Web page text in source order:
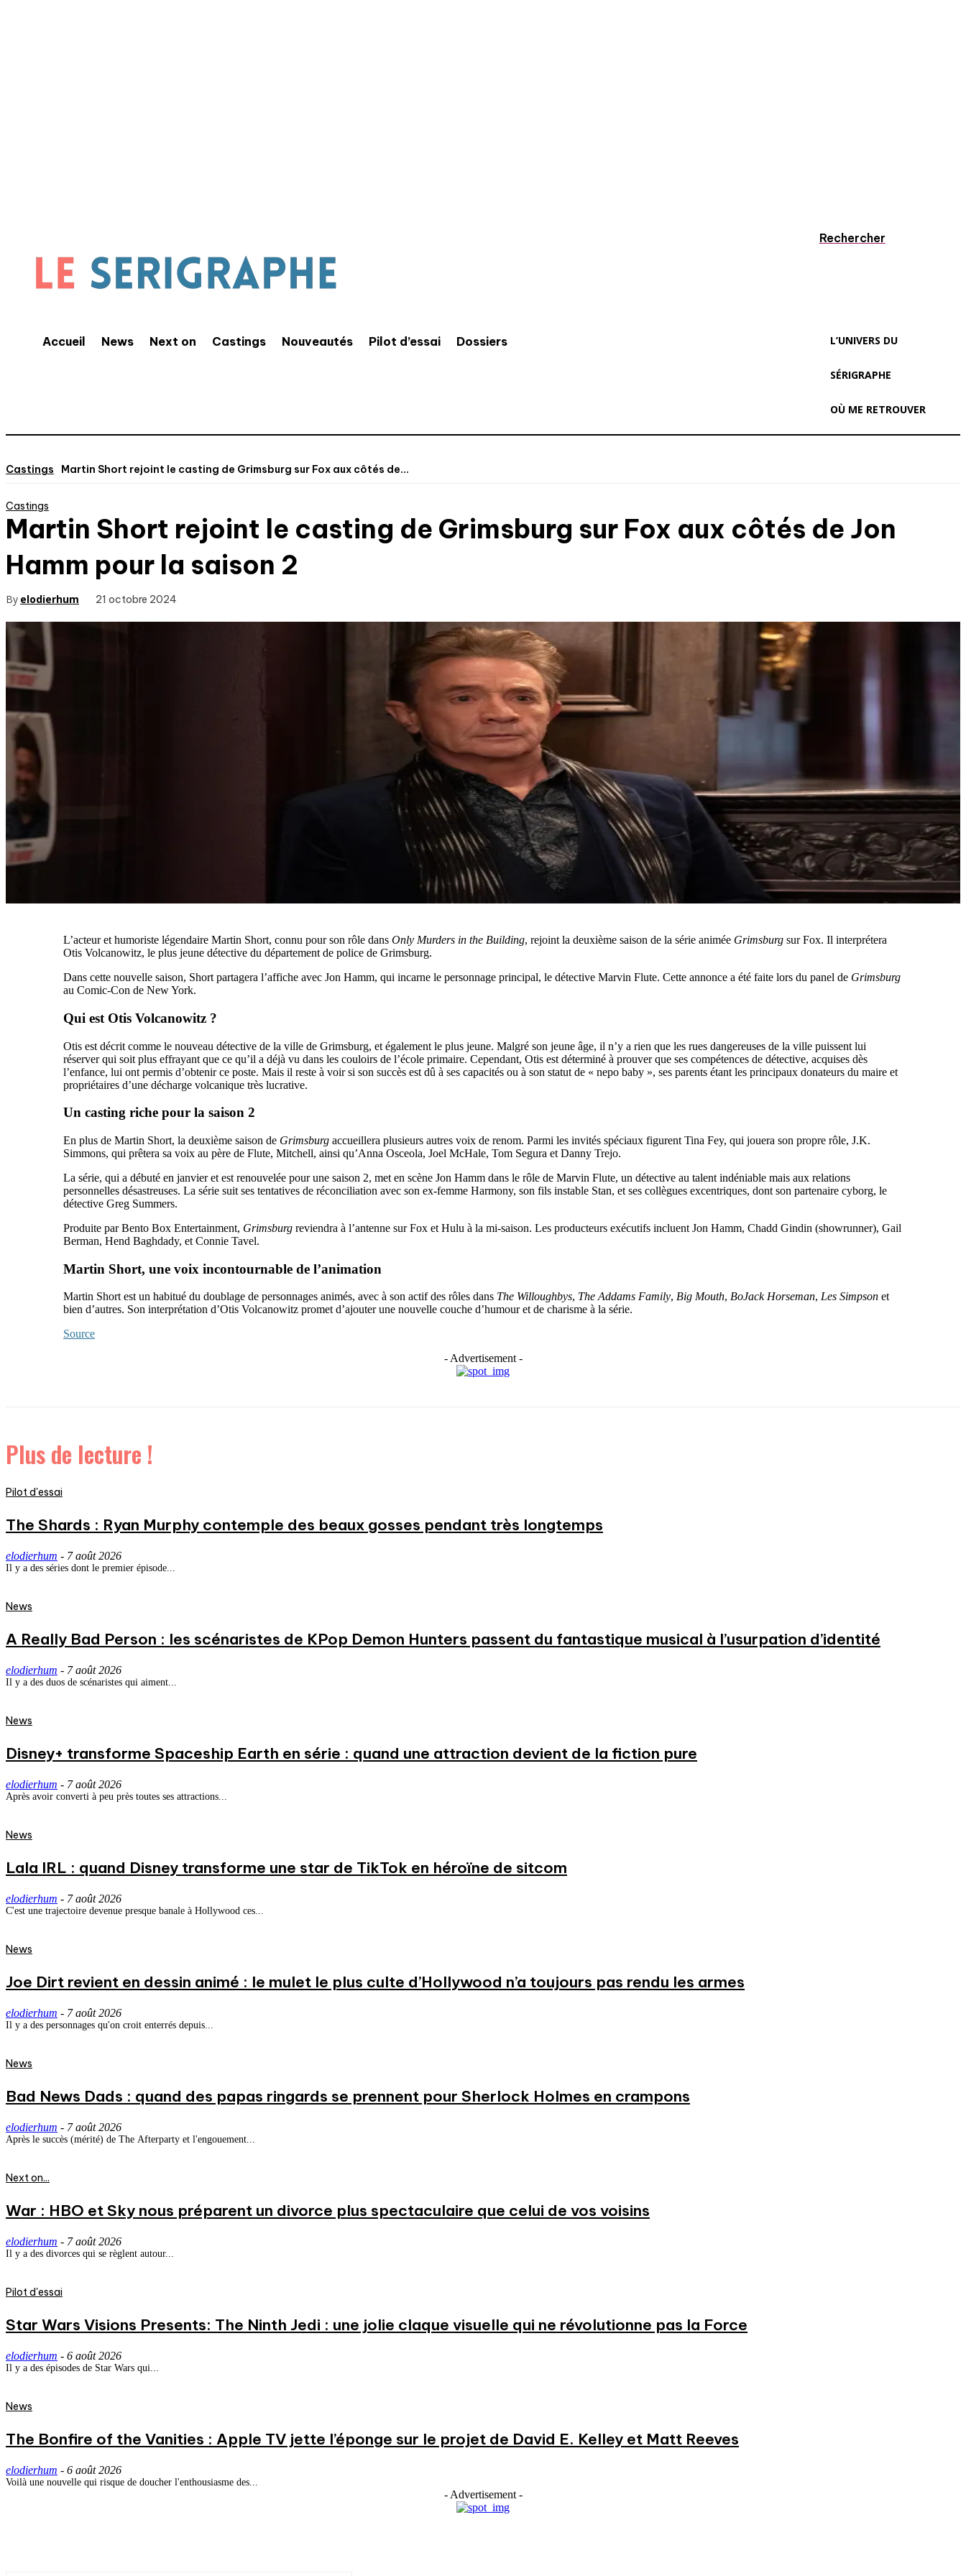
Accueil News Next on Castings Nouveautés Pilot d’essai Dossiers
Rechercher
L’UNIVERS DU
SÉRIGRAPHE
OÙ ME RETROUVER
Castings Martin Short rejoint le casting de Grimsburg sur Fox aux côtés de...
Castings
Martin Short rejoint le casting de Grimsburg sur Fox aux côtés de Jon
Hamm pour la saison 2
By elodierhum 21 octobre 2024
L’acteur et humoriste légendaire Martin Short, connu pour son rôle dans Only Murders in the Building, rejoint la deuxième saison de la série animée Grimsburg sur Fox. Il interprétera
Otis Volcanowitz, le plus jeune détective du département de police de Grimsburg.
Dans cette nouvelle saison, Short partagera l’affiche avec Jon Hamm, qui incarne le personnage principal, le détective Marvin Flute. Cette annonce a été faite lors du panel de Grimsburg
au Comic-Con de New York.
Qui est Otis Volcanowitz ?
Otis est décrit comme le nouveau détective de la ville de Grimsburg, et également le plus jeune. Malgré son jeune âge, il n’y a rien que les rues dangereuses de la ville puissent lui
réserver qui soit plus effrayant que ce qu’il a déjà vu dans les couloirs de l’école primaire. Cependant, Otis est déterminé à prouver que ses compétences de détective, acquises dès
l’enfance, lui ont permis d’obtenir ce poste. Mais il reste à voir si son succès est dû à ses capacités ou à son statut de « nepo baby », ses parents étant les principaux donateurs du maire et
propriétaires d’une décharge volcanique très lucrative.
Un casting riche pour la saison 2
En plus de Martin Short, la deuxième saison de Grimsburg accueillera plusieurs autres voix de renom. Parmi les invités spéciaux figurent Tina Fey, qui jouera son propre rôle, J.K.
Simmons, qui prêtera sa voix au père de Flute, Mitchell, ainsi qu’Anna Osceola, Joel McHale, Tom Segura et Danny Trejo.
La série, qui a débuté en janvier et est renouvelée pour une saison 2, met en scène Jon Hamm dans le rôle de Marvin Flute, un détective au talent indéniable mais aux relations
personnelles désastreuses. La série suit ses tentatives de réconciliation avec son ex-femme Harmony, son fils instable Stan, et ses collègues excentriques, dont son partenaire cyborg, le
détective Greg Summers.
Produite par Bento Box Entertainment, Grimsburg reviendra à l’antenne sur Fox et Hulu à la mi-saison. Les producteurs exécutifs incluent Jon Hamm, Chadd Gindin (showrunner), Gail
Berman, Hend Baghdady, et Connie Tavel.
Martin Short, une voix incontournable de l’animation
Martin Short est un habitué du doublage de personnages animés, avec à son actif des rôles dans The Willoughbys, The Addams Family, Big Mouth, BoJack Horseman, Les Simpson et
bien d’autres. Son interprétation d’Otis Volcanowitz promet d’ajouter une nouvelle couche d’humour et de charisme à la série.
Source
- Advertisement -
Plus de lecture !
Pilot d'essai
The Shards : Ryan Murphy contemple des beaux gosses pendant très longtemps
elodierhum - 7 août 2026
Il y a des séries dont le premier épisode...
News
A Really Bad Person : les scénaristes de KPop Demon Hunters passent du fantastique musical à l’usurpation d’identité
elodierhum - 7 août 2026
Il y a des duos de scénaristes qui aiment...
News
Disney+ transforme Spaceship Earth en série : quand une attraction devient de la fiction pure
elodierhum - 7 août 2026
Après avoir converti à peu près toutes ses attractions...
News
Lala IRL : quand Disney transforme une star de TikTok en héroïne de sitcom
elodierhum - 7 août 2026
C'est une trajectoire devenue presque banale à Hollywood ces...
News
Joe Dirt revient en dessin animé : le mulet le plus culte d’Hollywood n’a toujours pas rendu les armes
elodierhum - 7 août 2026
Il y a des personnages qu'on croit enterrés depuis...
News
Bad News Dads : quand des papas ringards se prennent pour Sherlock Holmes en crampons
elodierhum - 7 août 2026
Après le succès (mérité) de The Afterparty et l'engouement...
Next on...
War : HBO et Sky nous préparent un divorce plus spectaculaire que celui de vos voisins
elodierhum - 7 août 2026
Il y a des divorces qui se règlent autour...
Pilot d'essai
Star Wars Visions Presents: The Ninth Jedi : une jolie claque visuelle qui ne révolutionne pas la Force
elodierhum - 6 août 2026
Il y a des épisodes de Star Wars qui...
News
The Bonfire of the Vanities : Apple TV jette l’éponge sur le projet de David E. Kelley et Matt Reeves
elodierhum - 6 août 2026
Voilà une nouvelle qui risque de doucher l'enthousiasme des...
- Advertisement -